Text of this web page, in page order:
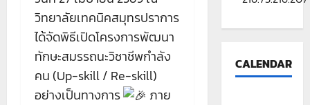
วิทยาลัยเทคนิคสมุทรปราการ
ได้จัดพิธีเปิดโครงการพัฒนา
ทักษะสมรรถนะวิชาชีพกำลัง
คน (Up-skill / Re-skill)
อย่างเป็นทางการ
ภาย
CALENDAR